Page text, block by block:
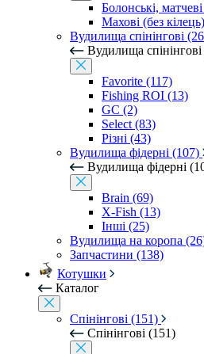
Болонські,
Махові (без
Вудилища спінінгові
Вудилища
Favorite (117)
Fishing ROI (13)
GC (2)
Select (83)
Різні (43)
Вудилища фідерні (107)
Вудилища фідерні
Brain (69)
X-Fish (13)
Інші (25)
Вудилища на коропа
Запчастини (138)
Котушки
Каталог
Спінінгові (151)
Спінінгові (151)